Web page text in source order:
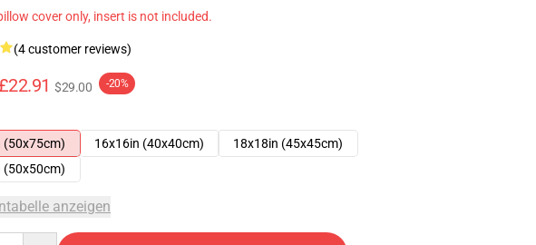
cover only, insert is not included.
(4 customer reviews)
£22.91 $29.00 -20%
(50x75cm)
16x16in (40x40cm)
18x18in (45x45cm)
(50x50cm)
anzeigen